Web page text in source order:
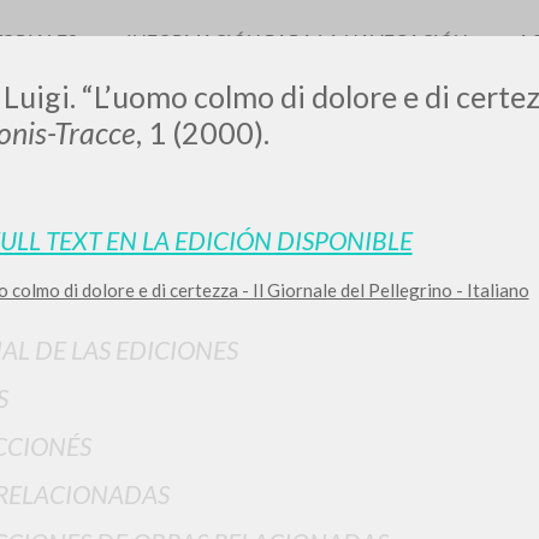
“L’uomo colmo di dolore e di
Tracce, 1 (2000).
TEXT EN LA EDICIÓN DISPONIBLE
colmo di dolore e di certezza - Il Giornale del Pellegrino - Italiano
DE LAS EDICIONES
INFORMACIÓN PARA LA NAVEGACIÓN
resultados aún más precisos? Utilizar elBÚSQUEDA
0DOCUMENTOS ENCONTRADOS